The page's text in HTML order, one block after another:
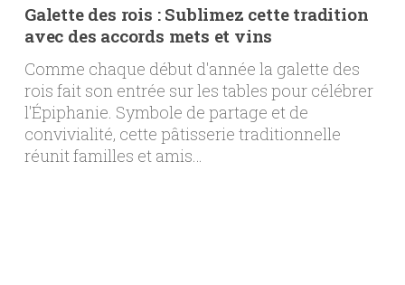
Galette des rois : Sublimez cette tradition
avec des accords mets et vins
Comme chaque début d'année la galette des
rois fait son entrée sur les tables pour célébrer
l'Épiphanie. Symbole de partage et de
convivialité, cette pâtisserie traditionnelle
réunit familles et amis…